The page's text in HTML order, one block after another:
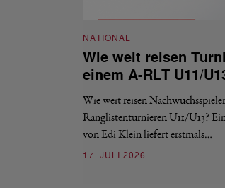
NATIONAL
Wie weit reisen
einem A-RLT U11/
Wie weit reisen
Ranglistenturnieren U11/U13?
von Edi Klein liefert erstmals…
17. JULI 2026